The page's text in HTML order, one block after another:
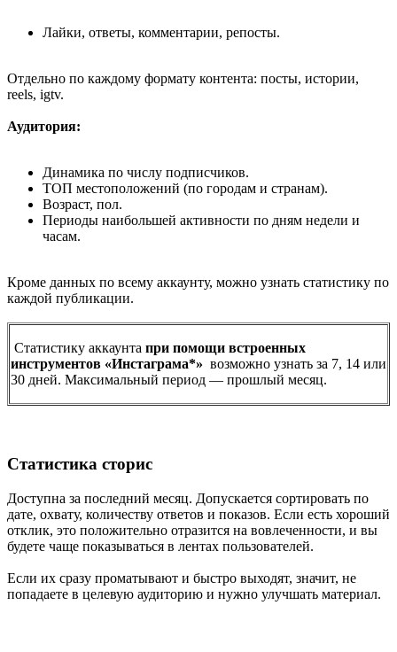
Лайки, ответы, комментарии, репосты.
Отдельно по каждому формату контента: посты, истории,
reels, igtv.
Аудитория:
Динамика по числу подписчиков.
ТОП местоположений (по городам и странам).
Возраст, пол.
Периоды наибольшей активности по дням недели и
часам.
Кроме данных по всему аккаунту, можно узнать статистику по
каждой публикации.
Статистику аккаунта при помощи встроенных
инструментов «Инстаграма*» возможно узнать за 7, 14 или
30 дней. Максимальный период — прошлый месяц.
Статистика сторис
Доступна за последний месяц. Допускается сортировать по
дате, охвату, количеству ответов и показов. Если есть хороший
отклик, это положительно отразится на вовлеченности, и вы
будете чаще показываться в лентах пользователей.
Если их сразу проматывают и быстро выходят, значит, не
попадаете в целевую аудиторию и нужно улучшать материал.